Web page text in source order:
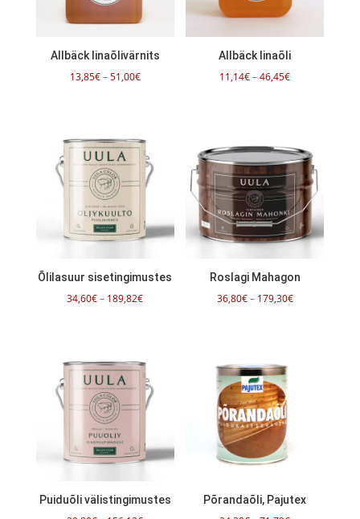
Allbäck linaõlivärnits
13,85€–51,00€Hinnavahemik:
51,00€
Allbäck linaõli
11,14€–46,45€Hinnavahemik:
Õlilasuur sisetingimustes
34,60€– 189,82€Hinnavahemik:
189,82€
Roslagi Mahagon
36,80€– 179,30€Hinnavahemik:
Puiduõli välistingimustes Põrandaõli, Pajutex